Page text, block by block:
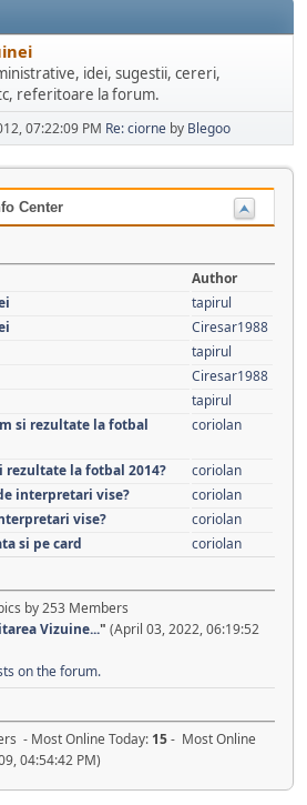
idei, sugestii, cereri,
referitoare la forum.
07:22:09 PM Re: ciorne by Blegoo
Center
Author
tapirul
Ciresar1988
tapirul
Ciresar1988
tapirul
si rezultate la fotbal
coriolan
rezultate la fotbal 2014?
coriolan
interpretari vise?
coriolan
vise?
coriolan
si pe card
coriolan
by 253 Members
Vizuine..." (April 03, 2022, 06:19:52
on the forum.
- Most Online Today: 15- Most Online
04:54:42 PM)